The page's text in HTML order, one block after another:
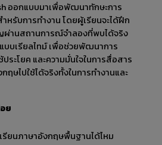
ออกแบบมาเพื่อพัฒนาทักษะการ
หรับการทำงาน โดยผู้เรียนจะได้ฝึก
านสถานการณ์จำลองที่พบได้จริง
บบเรียลไทม์ เพื่อช่วยพัฒนาการ
ระโยค และความมั่นใจในการสื่อสาร
ฤษไปใช้ได้จริงทั้งในการทำงานและ
ย
รียนภาษาอังกฤษพื้นฐานได้ไหม